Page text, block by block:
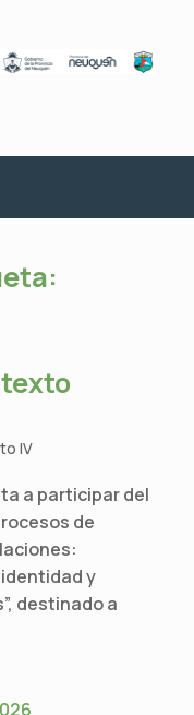
IV
a participar del
de
y
destinado a